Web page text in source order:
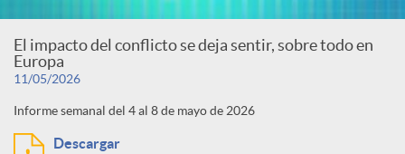
El impacto del conflicto se deja sentir, sobre todo en
Europa
11/05/2026
Informe semanal del 4 al 8 de mayo de 2026
Descargar